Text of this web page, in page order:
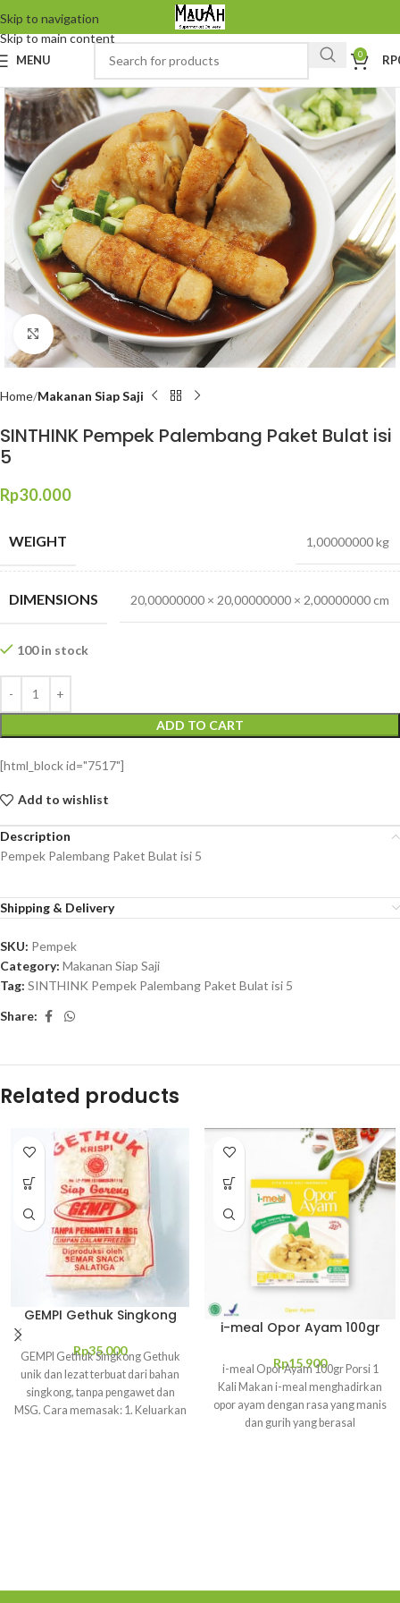
Skip to navigation
Skip to main content
MENU 0 RP
Click to enlarge
Home Makanan Siap Saji
SINTHINK Pempek Palembang Paket Bulat isi
5
Rp30.000
WEIGHT 1,00000000 kg
DIMENSIONS 20,00000000 × 20,00000000 × 2,00000000 cm
100 in stock
ADD TO CART
[html_block id="7517"]
Add to wishlist
Description
Pempek Palembang Paket Bulat isi 5
Shipping & Delivery
SKU: Pempek
Category: Makanan Siap Saji
Tag: SINTHINK Pempek Palembang Paket Bulat isi 5
Share:
Related products
GEMPI Gethuk Singkong
Rp35.000
GEMPI Gethuk Singkong Gethuk
unik dan lezat terbuat dari bahan
singkong, tanpa pengawet dan
MSG. Cara memasak: 1. Keluarkan
i-meal Opor Ayam 100gr
Rp15.900
i-meal Opor Ayam 100gr Porsi 1
Kali Makan i-meal menghadirkan
opor ayam dengan rasa yang manis
dan gurih yang berasal